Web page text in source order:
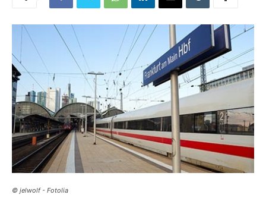
© jelwolf - Fotolia